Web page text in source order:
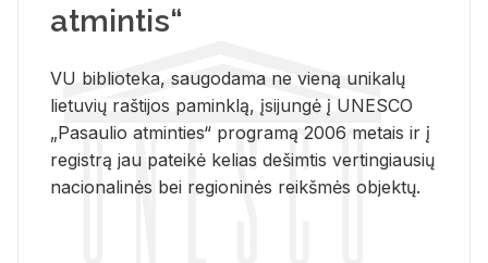
atmintis“
VU biblioteka, saugodama ne vieną unikalų
lietuvių raštijos paminklą, įsijungė į UNESCO
„Pasaulio atminties“ programą 2006 metais ir į
registrą jau pateikė kelias dešimtis vertingiausių
nacionalinės bei regioninės reikšmės objektų.